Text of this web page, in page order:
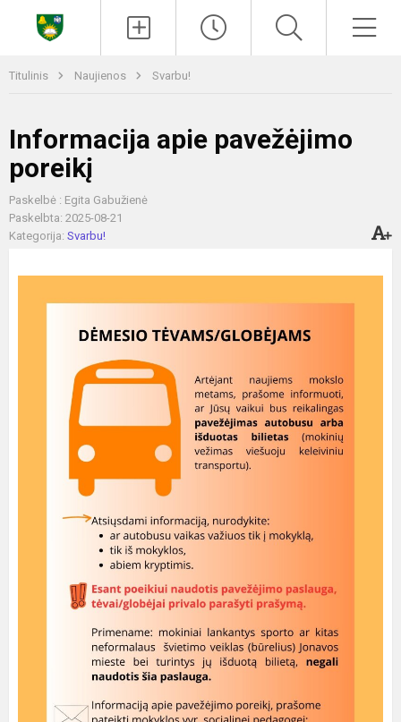
Titulinis Naujienos Svarbu!
Informacija apie pavežėjimo
poreikį
Paskelbė : Egita Gabužienė
Paskelbta: 2025-08-21
Kategorija: Svarbu!